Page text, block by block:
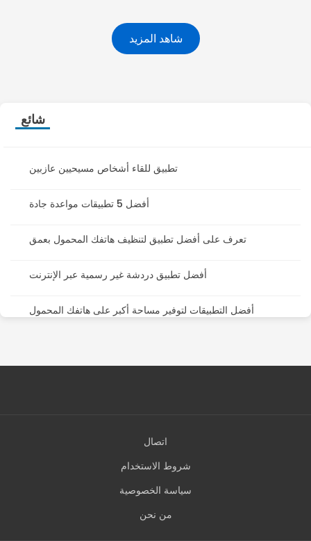
شاهد المزيد
شائع
تطبيق للقاء أشخاص مسيحيين عازبين
أفضل 5 تطبيقات مواعدة جادة
تعرف على أفضل تطبيق لتنظيف هاتفك المحمول بعمق
أفضل تطبيق دردشة غير رسمية عبر الإنترنت
أفضل التطبيقات لتوفير مساحة أكبر على هاتفك المحمول
اتصال
شروط الاستخدام
سياسة الخصوصية
من نحن